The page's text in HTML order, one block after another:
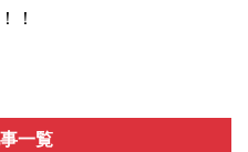
一覧
！